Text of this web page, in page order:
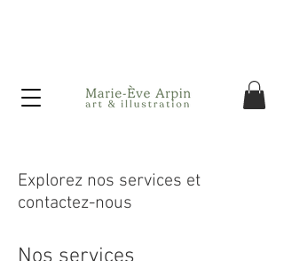
Explorez nos services et
contactez-nous